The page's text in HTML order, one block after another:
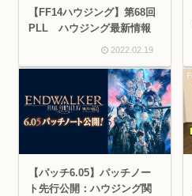
【FF14ハウジング】第68回
PLL ハウジング最新情報
2022.02.19
【パッチ6.05】パッチノー
ト先行公開：ハウジング関